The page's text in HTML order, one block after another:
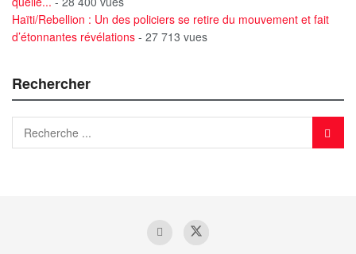
Haïti/Rebellion : Un des policiers se retire du mouvement et fait
d’étonnantes révélations - 27 713 vues
Rechercher